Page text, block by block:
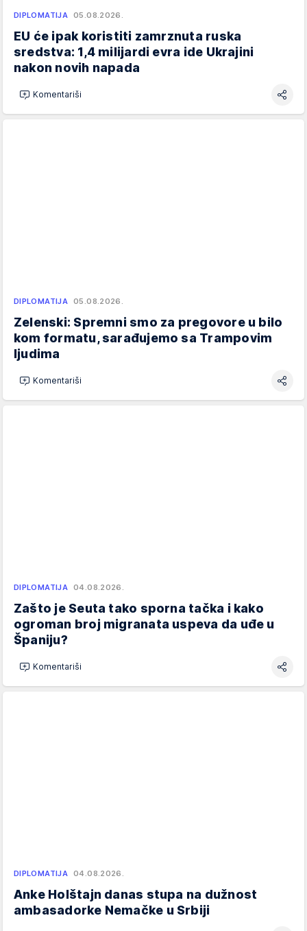
DIPLOMATIJA 05.08.2026.
EU će ipak koristiti zamrznuta ruska
sredstva: 1,4 milijardi evra ide Ukrajini
nakon novih napada
Komentariši
DIPLOMATIJA 05.08.2026.
Zelenski: Spremni smo za pregovore u bilo
kom formatu, sarađujemo sa Trampovim
ljudima
Komentariši
DIPLOMATIJA 04.08.2026.
Zašto je Seuta tako sporna tačka i kako
ogroman broj migranata uspeva da uđe u
Španiju?
Komentariši
DIPLOMATIJA 04.08.2026.
Anke Holštajn danas stupa na dužnost
ambasadorke Nemačke u Srbiji